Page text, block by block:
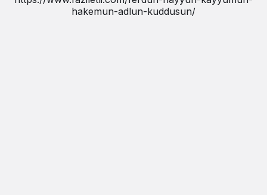
hakemun-adlun-kuddusun/